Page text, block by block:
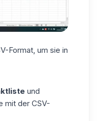
Format, um sie in
und
mit der CSV-